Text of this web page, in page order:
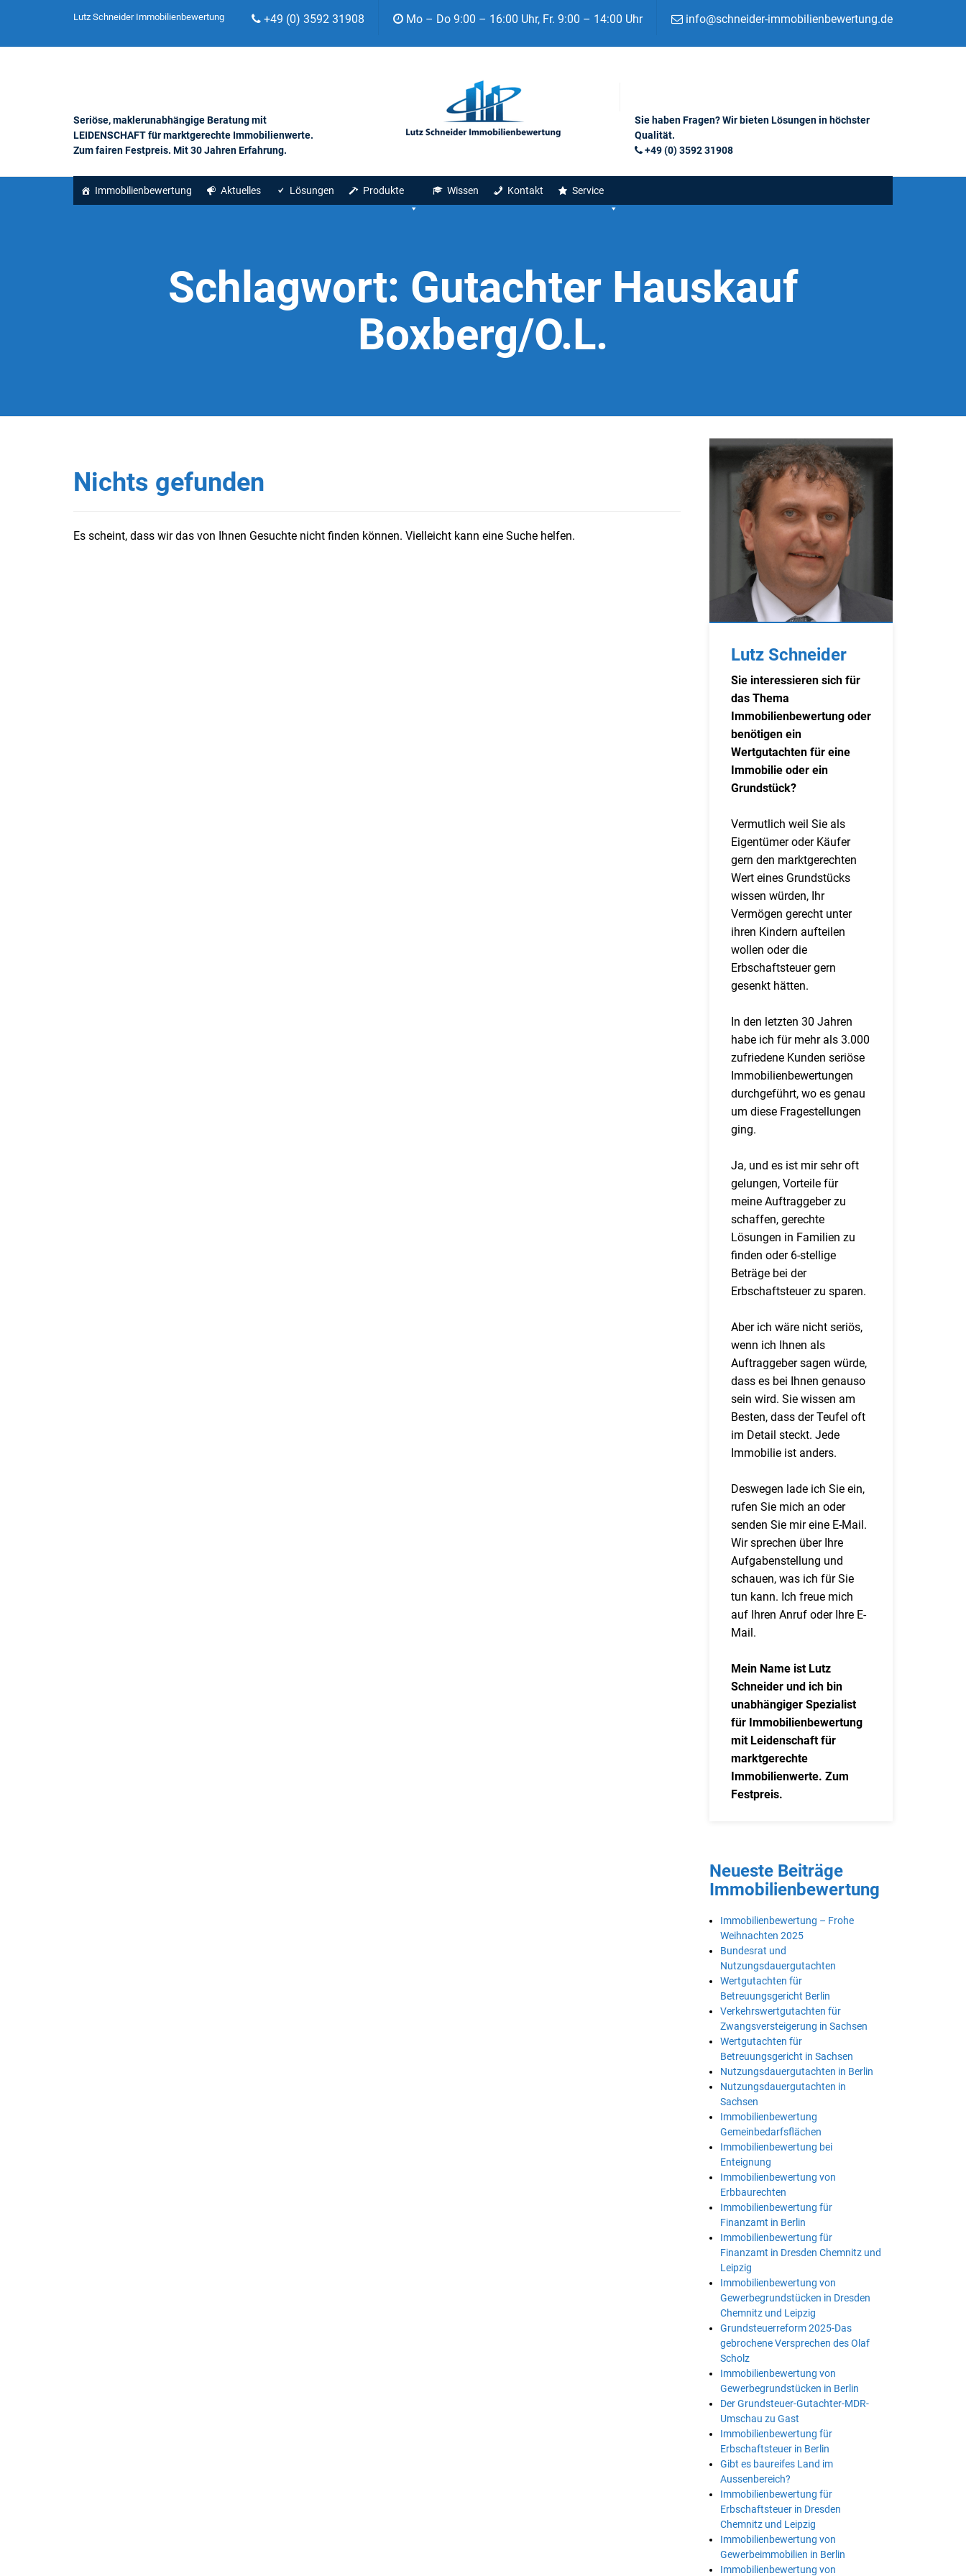
Lutz Schneider Immobilienbewertung +49 (0) 3592 31908 Mo – Do 9:00 – 16:00 Uhr, Fr. 9:00 – 14:00 Uhr info@schneider-immobilienbewertung.de
Seriöse, maklerunabhängige Beratung mit
LEIDENSCHAFT für marktgerechte Immobilienwerte.
Zum fairen Festpreis. Mit 30 Jahren Erfahrung.
Sie haben Fragen? Wir bieten Lösungen in höchster
Qualität.
+49 (0) 3592 31908
Immobilienbewertung Aktuelles Lösungen Produkte Wissen Kontakt Service
Schlagwort: Gutachter Hauskauf
Boxberg/O.L.
Nichts gefunden
Es scheint, dass wir das von Ihnen Gesuchte nicht finden können. Vielleicht kann eine Suche helfen.
Lutz Schneider
Sie interessieren sich für
das Thema
Immobilienbewertung oder
benötigen ein
Wertgutachten für eine
Immobilie oder ein
Grundstück?
Vermutlich weil Sie als
Eigentümer oder Käufer
gern den marktgerechten
Wert eines Grundstücks
wissen würden, Ihr
Vermögen gerecht unter
ihren Kindern aufteilen
wollen oder die
Erbschaftsteuer gern
gesenkt hätten.
In den letzten 30 Jahren
habe ich für mehr als 3.000
zufriedene Kunden seriöse
Immobilienbewertungen
durchgeführt, wo es genau
um diese Fragestellungen
ging.
Ja, und es ist mir sehr oft
gelungen, Vorteile für
meine Auftraggeber zu
schaffen, gerechte
Lösungen in Familien zu
finden oder 6-stellige
Beträge bei der
Erbschaftsteuer zu sparen.
Aber ich wäre nicht seriös,
wenn ich Ihnen als
Auftraggeber sagen würde,
dass es bei Ihnen genauso
sein wird. Sie wissen am
Besten, dass der Teufel oft
im Detail steckt. Jede
Immobilie ist anders.
Deswegen lade ich Sie ein,
rufen Sie mich an oder
senden Sie mir eine E-Mail.
Wir sprechen über Ihre
Aufgabenstellung und
schauen, was ich für Sie
tun kann. Ich freue mich
auf Ihren Anruf oder Ihre E-
Mail.
Mein Name ist Lutz
Schneider und ich bin
unabhängiger Spezialist
für Immobilienbewertung
mit Leidenschaft für
marktgerechte
Immobilienwerte. Zum
Festpreis.
Neueste Beiträge
Immobilienbewertung
Immobilienbewertung – Frohe
Weihnachten 2025
Bundesrat und
Nutzungsdauergutachten
Wertgutachten für
Betreuungsgericht Berlin
Verkehrswertgutachten für
Zwangsversteigerung in Sachsen
Wertgutachten für
Betreuungsgericht in Sachsen
Nutzungsdauergutachten in Berlin
Nutzungsdauergutachten in
Sachsen
Immobilienbewertung
Gemeinbedarfsflächen
Immobilienbewertung bei
Enteignung
Immobilienbewertung von
Erbbaurechten
Immobilienbewertung für
Finanzamt in Berlin
Immobilienbewertung für
Finanzamt in Dresden Chemnitz und
Leipzig
Immobilienbewertung von
Gewerbegrundstücken in Dresden
Chemnitz und Leipzig
Grundsteuerreform 2025-Das
gebrochene Versprechen des Olaf
Scholz
Immobilienbewertung von
Gewerbegrundstücken in Berlin
Der Grundsteuer-Gutachter-MDR-
Umschau zu Gast
Immobilienbewertung für
Erbschaftsteuer in Berlin
Gibt es baureifes Land im
Aussenbereich?
Immobilienbewertung für
Erbschaftsteuer in Dresden
Chemnitz und Leipzig
Immobilienbewertung von
Gewerbeimmobilien in Berlin
Immobilienbewertung von